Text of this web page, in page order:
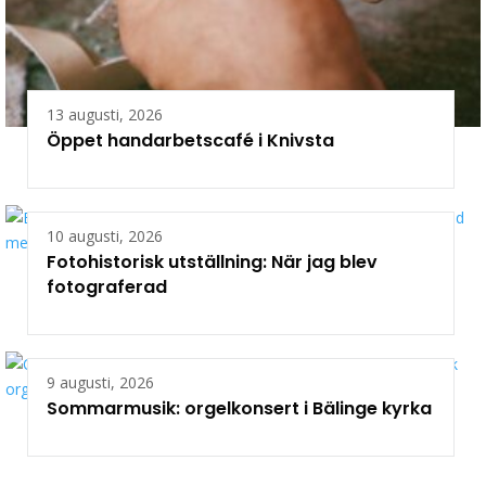
13 augusti, 2026
Öppet handarbetscafé i Knivsta
10 augusti, 2026
Fotohistorisk utställning: När jag blev
fotograferad
9 augusti, 2026
Sommarmusik: orgelkonsert i Bälinge kyrka